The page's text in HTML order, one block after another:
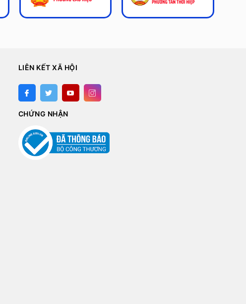
LIÊN KẾT XÃ HỘI
CHỨNG NHẬN